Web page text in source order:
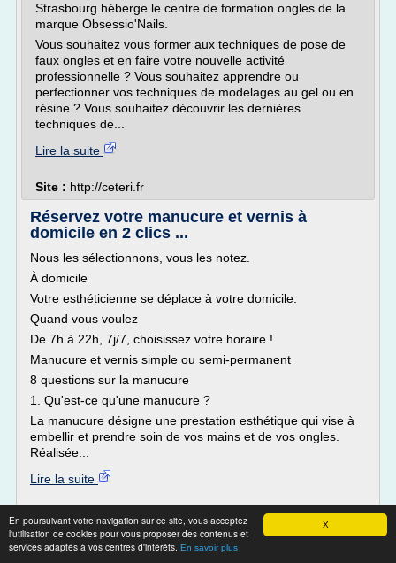
X
En poursuivant votre navigation sur ce site, vous acceptez
l'utilisation de cookies pour vous proposer des contenus et
services adaptés à vos centres d'intérêts. En savoir plus
Strasbourg héberge le centre de formation ongles de la
marque Obsessio'Nails.
Vous souhaitez vous former aux techniques de pose de
faux ongles et en faire votre nouvelle activité
professionnelle ? Vous souhaitez apprendre ou
perfectionner vos techniques de modelages au gel ou en
résine ? Vous souhaitez découvrir les dernières
techniques de...
Lire la suite
Site : http://ceteri.fr
Réservez votre manucure et vernis à
domicile en 2 clics ...
Nous les sélectionnons, vous les notez.
À domicile
Votre esthéticienne se déplace à votre domicile.
Quand vous voulez
De 7h à 22h, 7j/7, choisissez votre horaire !
Manucure et vernis simple ou semi-permanent
8 questions sur la manucure
1. Qu'est-ce qu'une manucure ?
La manucure désigne une prestation esthétique qui vise à
embellir et prendre soin de vos mains et de vos ongles.
Réalisée...
Lire la suite
Site : https://www.wecasa.fr
Capsule ongle : résine ou gel, pose et